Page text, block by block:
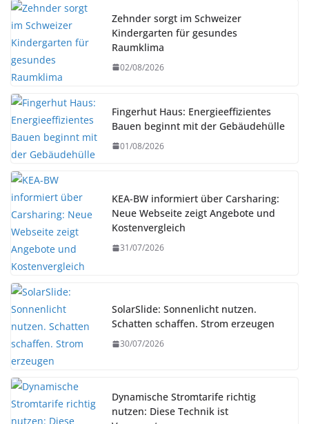
Zehnder sorgt im Schweizer
Kindergarten für gesundes
Raumklima
02/08/2026
Fingerhut Haus: Energieeffizientes
Bauen beginnt mit der Gebäudehülle
01/08/2026
KEA-BW informiert über Carsharing:
Neue Webseite zeigt Angebote und
Kostenvergleich
31/07/2026
SolarSlide: Sonnenlicht nutzen.
Schatten schaffen. Strom erzeugen
30/07/2026
Dynamische Stromtarife richtig
nutzen: Diese Technik ist